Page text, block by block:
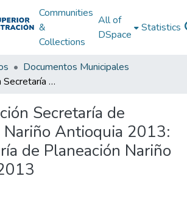
Communities
&
Collections
All of
DSpace
Statistics
Documentos Municipales
Plan de Acción Secretaría de Planeación Nariño Antioquia 2013: PA Secretaría de Planeación Nariño Antioquia 2013
Secretaría de
Nariño Antioquia 2013:
de Planeación Nariño